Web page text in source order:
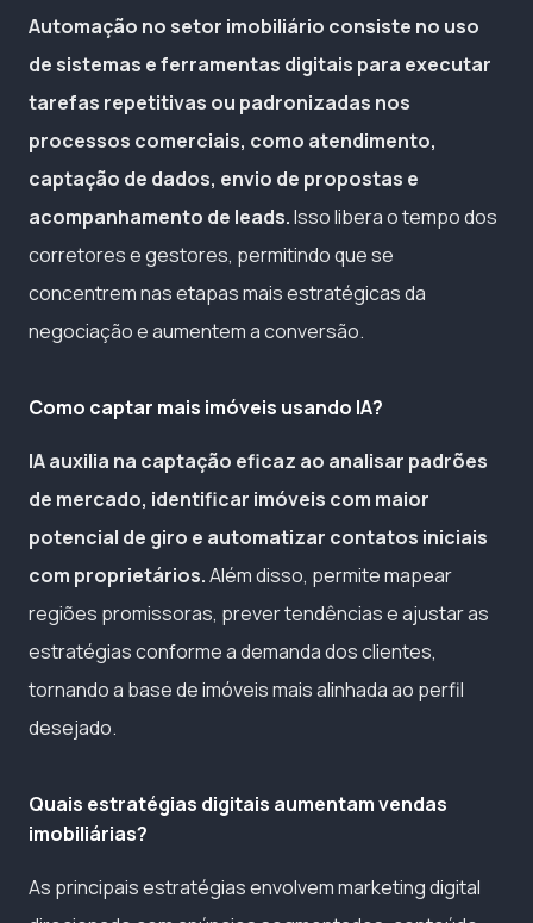
Automação no setor imobiliário consiste no uso
de sistemas e ferramentas digitais para executar
tarefas repetitivas ou padronizadas nos
processos comerciais, como atendimento,
captação de dados, envio de propostas e
acompanhamento de leads.Isso libera o tempo dos
corretores e gestores, permitindo que se
concentrem nas etapas mais estratégicas da
negociação e aumentem a conversão.
Como captar mais imóveis usando IA?
IA auxilia na captação eficaz ao analisar padrões
de mercado, identificar imóveis com maior
potencial de giro e automatizar contatos iniciais
com proprietários.Além disso, permite mapear
regiões promissoras, prever tendências e ajustar as
estratégias conforme a demanda dos clientes,
tornando a base de imóveis mais alinhada ao perfil
desejado.
Quais estratégias digitais aumentam vendas
imobiliárias?
As principais estratégias envolvem marketing digital